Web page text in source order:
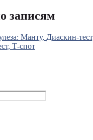
записям
Манту, Диаскин-
Т-спот